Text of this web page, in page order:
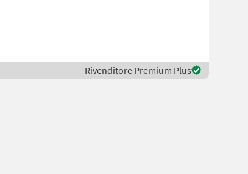
Rivenditore Premium Plus